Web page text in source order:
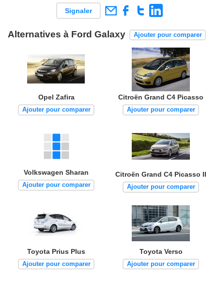
Signaler
Alternatives à Ford Galaxy Ajouter pour comparer
Opel Zafira
Ajouter pour comparer
Citroën Grand C4 Picasso
Ajouter pour comparer
Volkswagen Sharan
Ajouter pour comparer
Citroën Grand C4 Picasso II
Ajouter pour comparer
Toyota Prius Plus
Ajouter pour comparer
Toyota Verso
Ajouter pour comparer